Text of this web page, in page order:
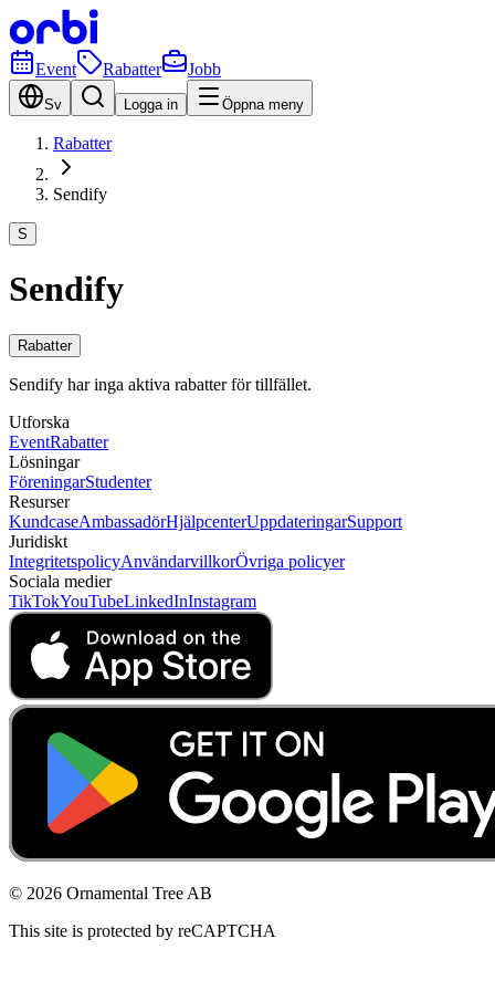
Event Rabatter Jobb
Sv Logga in Öppna meny
Rabatter
Sendify
S
Sendify
Rabatter
Sendify har inga aktiva rabatter för tillfället.
Utforska
EventRabatter
Lösningar
FöreningarStudenter
Resurser
KundcaseAmbassadörHjälpcenterUppdateringarSupport
Juridiskt
IntegritetspolicyAnvändarvillkorÖvriga policyer
Sociala medier
TikTokYouTubeLinkedInInstagram
© 2026 Ornamental Tree AB
This site is protected by reCAPTCHA